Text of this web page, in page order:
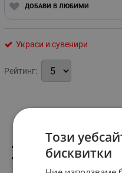
ДОБАВИ В ЛЮБИМИ
Украси и сувенири
Рейтинг:
Материал-полиризин
Размер-12см.
Този
бисквитки